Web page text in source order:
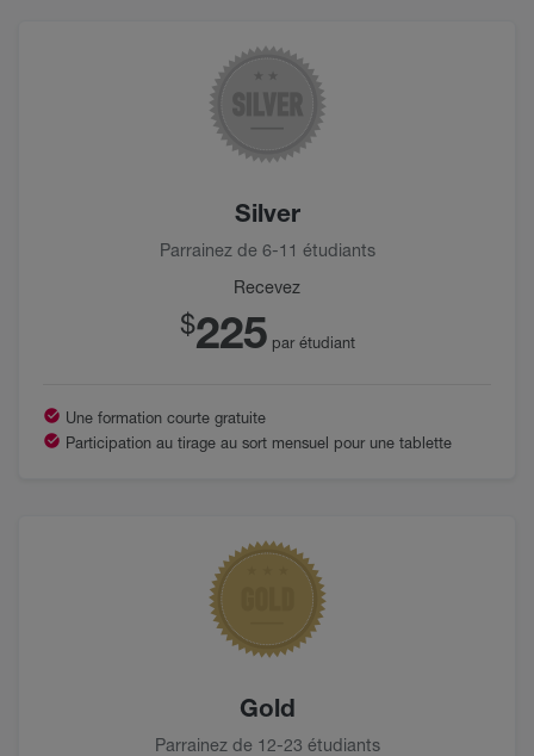
Silver
Parrainez de 6-11 étudiants
Recevez
$225 par étudiant
Une formation courte gratuite
Participation au tirage au sort mensuel pour une tablette
Gold
Parrainez de 12-23 étudiants